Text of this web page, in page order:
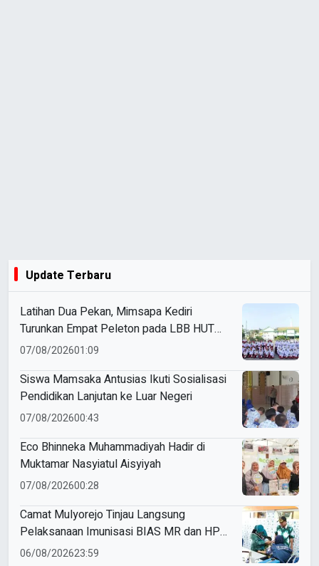
Update Terbaru
Latihan Dua Pekan, Mimsapa Kediri
Turunkan Empat Peleton pada LBB HUT
Ke-81 RI Kecamatan Pare
07/08/202601:09
Siswa Mamsaka Antusias Ikuti Sosialisasi
Pendidikan Lanjutan ke Luar Negeri
07/08/202600:43
Eco Bhinneka Muhammadiyah Hadir di
Muktamar Nasyiatul Aisyiyah
07/08/202600:28
Camat Mulyorejo Tinjau Langsung
Pelaksanaan Imunisasi BIAS MR dan HPV
di SD Muhammadiyah 18 Surabaya
06/08/202623:59